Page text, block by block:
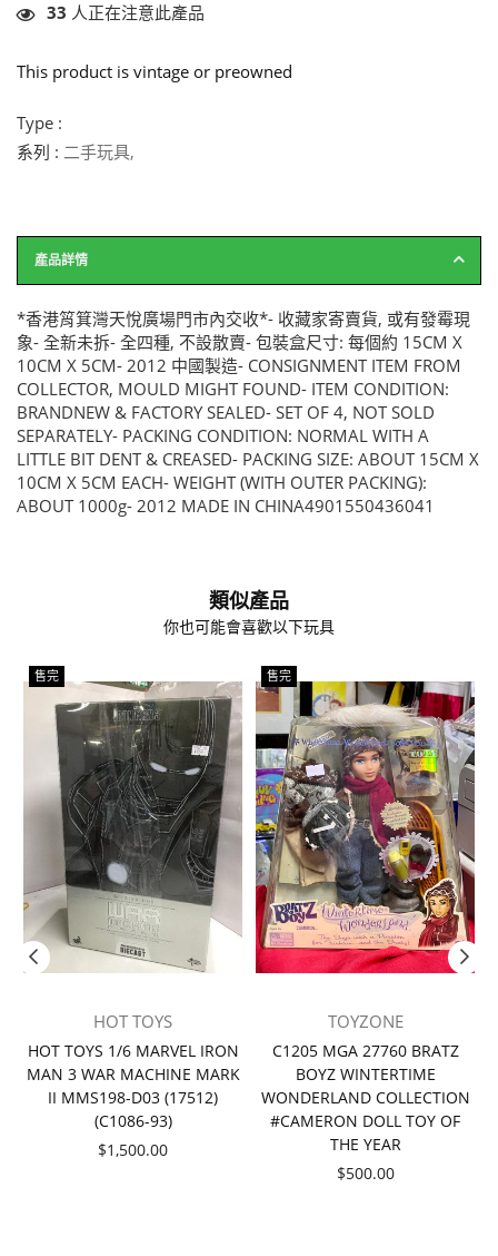
33 人正在注意此產品
This product is vintage or preowned
Type :
系列 : 二手玩具,
產品詳情
*香港筲箕灣天悅廣場門市內交收*- 收藏家寄賣貨, 或有發霉現
象- 全新未拆- 全四種, 不設散賣- 包裝盒尺寸: 每個約 15CM X
10CM X 5CM- 2012 中國製造- CONSIGNMENT ITEM FROM
COLLECTOR, MOULD MIGHT FOUND- ITEM CONDITION:
BRANDNEW & FACTORY SEALED- SET OF 4, NOT SOLD
SEPARATELY- PACKING CONDITION: NORMAL WITH A
LITTLE BIT DENT & CREASED- PACKING SIZE: ABOUT 15CM X
10CM X 5CM EACH- WEIGHT (WITH OUTER PACKING):
ABOUT 1000g- 2012 MADE IN CHINA4901550436041
類似產品
你也可能會喜歡以下玩具
售完
HOT TOYS
HOT TOYS 1/6 MARVEL IRON
MAN 3 WAR MACHINE MARK
II MMS198-D03 (17512)
(C1086-93)
價
$1,500.00
售完
TOYZONE
C1205 MGA 27760 BRATZ
BOYZ WINTERTIME
WONDERLAND COLLECTION
#CAMERON DOLL TOY OF
THE YEAR
價
$500.00